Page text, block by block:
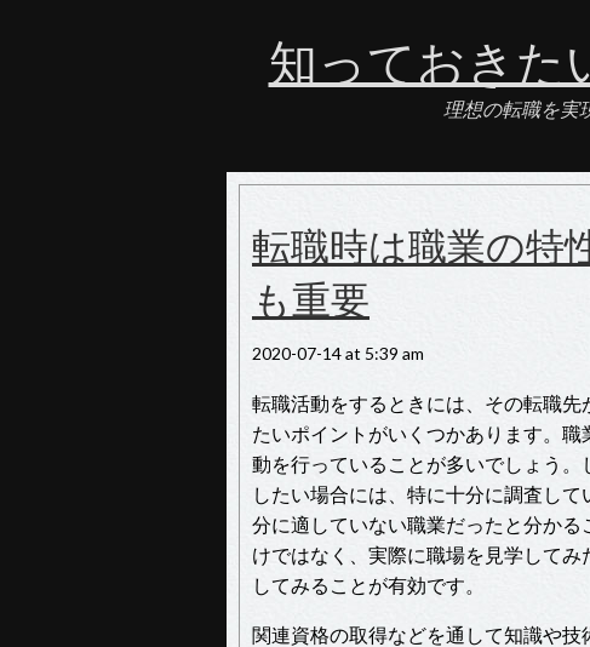
知っておきた
理想の転職を実
転職時は職業の特
も重要
2020-07-14 at 5:39 am
転職活動をするときには、その転職
たいポイントがいくつかあります。
動を行っていることが多いでしょう
したい場合には、特に十分に調査し
分に適していない職業だったと分か
けではなく、実際に職場を見学して
してみることが有効です。
関連資格の取得などを通して知識や